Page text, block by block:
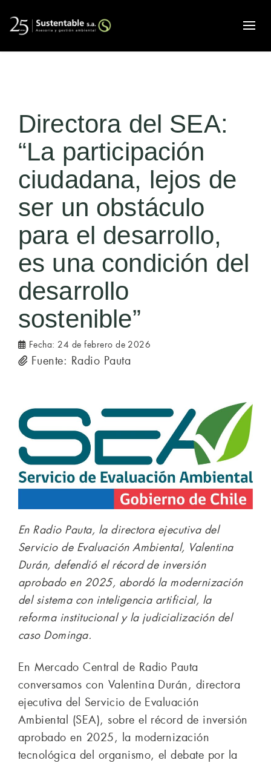
Directora del SEA:
“La participación
ciudadana, lejos de
ser un obstáculo
para el desarrollo,
es una condición del
desarrollo
sostenible”
Fecha: 24 de febrero de 2026
Fuente: Radio Pauta
En Radio Pauta, la directora ejecutiva del
Servicio de Evaluación Ambiental, Valentina
Durán, defendió el récord de inversión
aprobado en 2025, abordó la modernización
del sistema con inteligencia artificial, la
reforma institucional y la judicialización del
caso Dominga.
En Mercado Central de Radio Pauta
conversamos con Valentina Durán, directora
ejecutiva del Servicio de Evaluación
Ambiental (SEA), sobre el récord de inversión
aprobado en 2025, la modernización
tecnológica del organismo, el debate por la